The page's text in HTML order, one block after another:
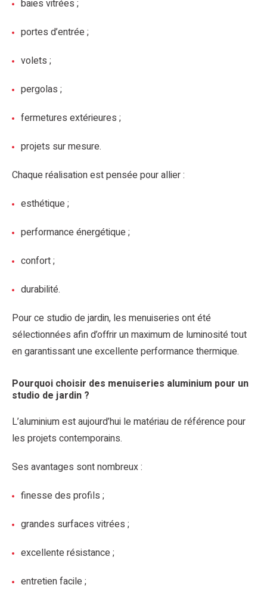
baies vitrées ;
portes d’entrée ;
volets ;
pergolas ;
fermetures extérieures ;
projets sur mesure.
Chaque réalisation est pensée pour allier :
esthétique ;
performance énergétique ;
confort ;
durabilité.
Pour ce studio de jardin, les menuiseries ont été
sélectionnées afin d’offrir un maximum de luminosité tout
en garantissant une excellente performance thermique.
Pourquoi choisir des menuiseries aluminium pour un
studio de jardin ?
L’aluminium est aujourd’hui le matériau de référence pour
les projets contemporains.
Ses avantages sont nombreux :
finesse des profils ;
grandes surfaces vitrées ;
excellente résistance ;
entretien facile ;